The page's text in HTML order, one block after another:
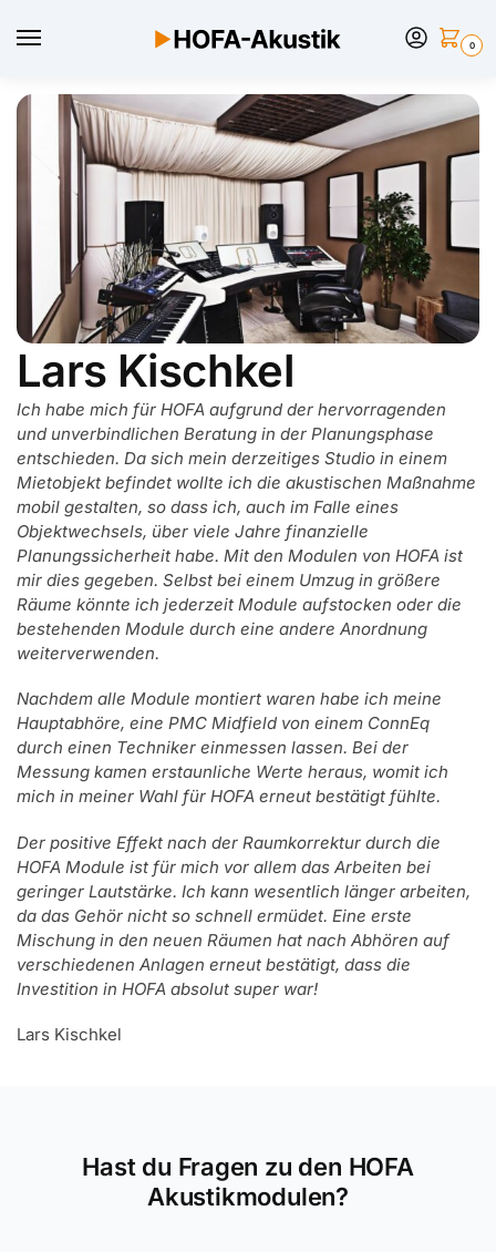
0
Lars Kischkel
Ich habe mich für HOFA aufgrund der hervorragenden
und unverbindlichen Beratung in der Planungsphase
entschieden. Da sich mein derzeitiges Studio in einem
Mietobjekt befindet wollte ich die akustischen Maßnahme
mobil gestalten, so dass ich, auch im Falle eines
Objektwechsels, über viele Jahre finanzielle
Planungssicherheit habe. Mit den Modulen von HOFA ist
mir dies gegeben. Selbst bei einem Umzug in größere
Räume könnte ich jederzeit Module aufstocken oder die
bestehenden Module durch eine andere Anordnung
weiterverwenden.
Nachdem alle Module montiert waren habe ich meine
Hauptabhöre, eine PMC Midfield von einem ConnEq
durch einen Techniker einmessen lassen. Bei der
Messung kamen erstaunliche Werte heraus, womit ich
mich in meiner Wahl für HOFA erneut bestätigt fühlte.
Der positive Effekt nach der Raumkorrektur durch die
HOFA Module ist für mich vor allem das Arbeiten bei
geringer Lautstärke. Ich kann wesentlich länger arbeiten,
da das Gehör nicht so schnell ermüdet. Eine erste
Mischung in den neuen Räumen hat nach Abhören auf
verschiedenen Anlagen erneut bestätigt, dass die
Investition in HOFA absolut super war!
Lars Kischkel
Hast du Fragen zu den HOFA
Akustikmodulen?